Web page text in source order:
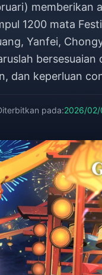
memberikan
1200 mata
Yanfei,
dan keperluan
pada:2026/02/